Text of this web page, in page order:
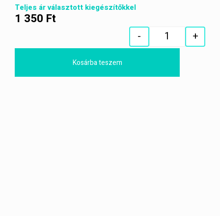
Teljes ár választott kiegészítőkkel
1 350 Ft
Quantity
- +
Kosárba teszem